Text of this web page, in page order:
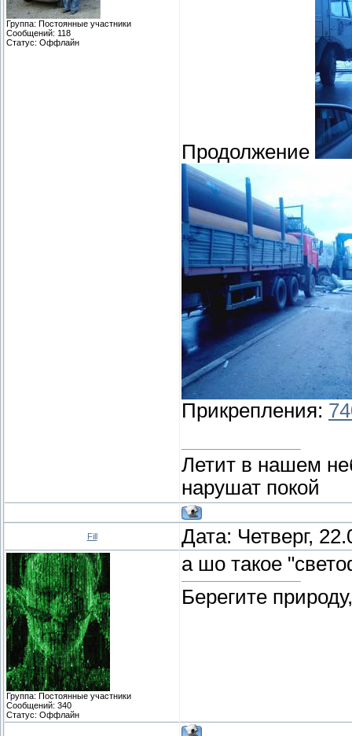
Группа: Постоянные участники
Сообщений: 118
Статус: Оффлайн
Продолжение
Прикрепления:
Летит в нашем
нарушат покой
Fill Дата: Четверг,
Группа: Постоянные участники
Сообщений: 340
Статус: Оффлайн
а шо такое
Берегите